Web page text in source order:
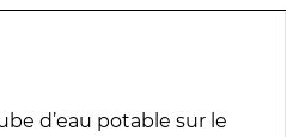
d’eau potable sur le